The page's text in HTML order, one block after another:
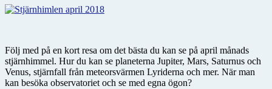
Följ med på en kort resa om det bästa du kan se på april månads
stjärnhimmel. Hur du kan se planeterna Jupiter, Mars, Saturnus och
Venus, stjärnfall från meteorsvärmen Lyriderna och mer. När man
kan besöka observatoriet och se med egna ögon?